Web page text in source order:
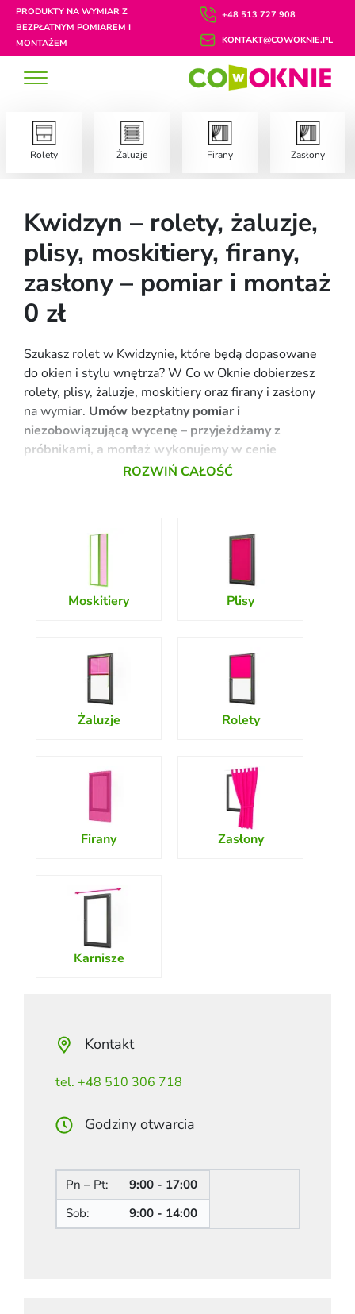
PRODUKTY NA WYMIAR Z
BEZPŁATNYM POMIAREM I
MONTAŻEM
+48 513 727 908
KONTAKT@COWOKNIE.PL
Rolety Żaluzje Firany Zasłony
Kwidzyn – rolety, żaluzje,
plisy, moskitiery, firany,
zasłony – pomiar i montaż
0 zł
Szukasz rolet w Kwidzynie, które będą dopasowane
do okien i stylu wnętrza? W Co w Oknie dobierzesz
rolety, plisy, żaluzje, moskitiery oraz firany i zasłony
na wymiar. Umów bezpłatny pomiar i
niezobowiązującą wycenę – przyjeżdżamy z
próbnikami, a montaż wykonujemy w cenie
wystrój wnętrza. Na szczęście nie musisz wszystkiego
robić sam. Skorzystaj z pomocy specjalistów z Co w
Oknie! Mamy 25 lat doświadczenia w branży.
Moskitiery
Plisy
Żaluzje Rolety
Firany Zasłony
Karnisze
Kontakt
tel. +48 510 306 718
Godziny otwarcia
Pn – Pt:
9:00 - 17:00
Sob:
9:00 - 14:00